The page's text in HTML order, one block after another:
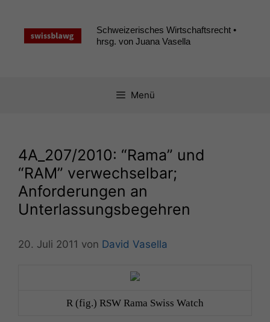
springen
Schweizerisches Wirtschaftsrecht •
hrsg. von Juana Vasella
Menü
4A_207/2010: “Rama” und
“RAM” verwechselbar;
Anforderungen an
Unterlassungsbegehren
20. Juli 2011 von David Vasella
R (fig.) RSW Rama Swiss Watch